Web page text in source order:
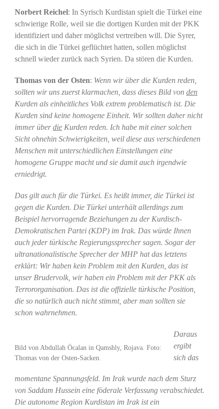
Norbert Reichel: In Syrisch Kurdistan spielt die Türkei eine
schwierige Rolle, weil sie die dortigen Kurden mit der PKK
identifiziert und daher möglichst vertreiben will. Die Syrer,
die sich in die Türkei geflüchtet hatten, sollen möglichst
schnell wieder zurück nach Syrien. Da stören die Kurden.
Thomas von der Osten: Wenn wir über die Kurden reden,
sollten wir uns zuerst klarmachen, dass dieses Bild von den
Kurden als einheitliches Volk extrem problematisch ist. Die
Kurden sind keine homogene Einheit. Wir sollten daher nicht
immer überdieKurden reden. Ich habe mit einer solchen
Sicht ohnehin Schwierigkeiten, weil diese aus verschiedenen
Menschen mit unterschiedlichen Einstellungen eine
homogene Gruppe macht und sie damit auch irgendwie
erniedrigt.
Das gilt auch für die Türkei. Es heißt immer, die Türkei ist
gegen die Kurden. Die Türkei unterhält allerdings zum
Beispiel hervorragende Beziehungen zu der Kurdisch-
Demokratischen Partei (KDP) im Irak. Das würde Ihnen
auch jeder türkische Regierungssprecher sagen. Sogar der
ultranationalistische Sprecher der MHP hat das letztens
erklärt: Wir haben kein Problem mit den Kurden, das ist
unser Brudervolk, wir haben ein Problem mit der PKK als
Terrororganisation. Das ist die offizielle türkische Position,
die so natürlich auch nicht stimmt, aber man sollten sie
schon wahrnehmen.
Bild von Abdullah Öcalan in Qamshly, Rojava. Foto:
Thomas von der Osten-Sacken.
Daraus
ergibt
sich das
momentane Spannungsfeld. Im Irak wurde nach dem Sturz
von Saddam Hussein eine föderale Verfassung verabschiedet.
Die autonome Region Kurdistan im Irak ist ein